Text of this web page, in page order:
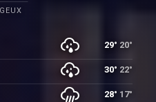
29° 20°
30° 22°
28° 17°